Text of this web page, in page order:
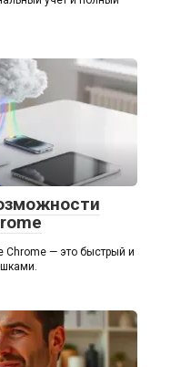
Chrome — это быстрый и